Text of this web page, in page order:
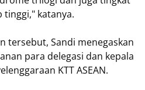
tinggi," katanya.
tersebut, Sandi menegaskan
para delegasi dan kepala
KTT ASEAN.